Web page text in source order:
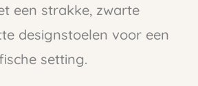
een strakke, zwarte
designstoelen voor een
setting.